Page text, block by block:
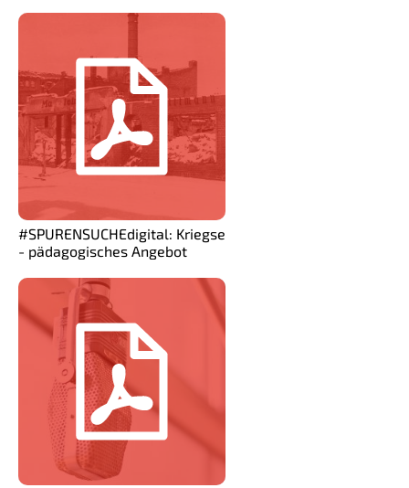
#SPURENSUCHEdigital: Kriegsende
- pädagogisches Angebot